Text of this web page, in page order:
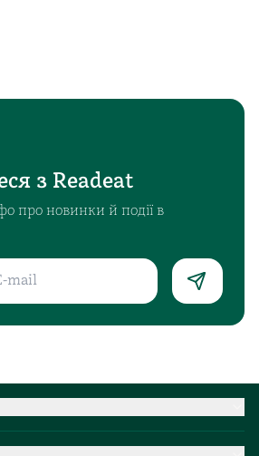
з Readeat
про новинки й події в